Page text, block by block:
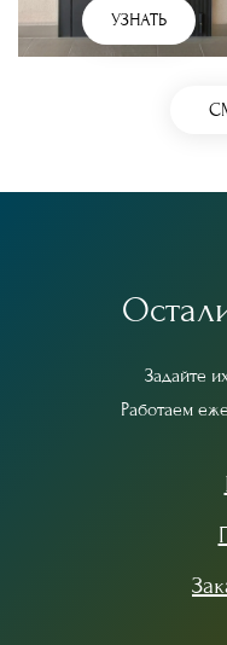
УЗНАТЬ
Остал
Задайте и
Работаем еже